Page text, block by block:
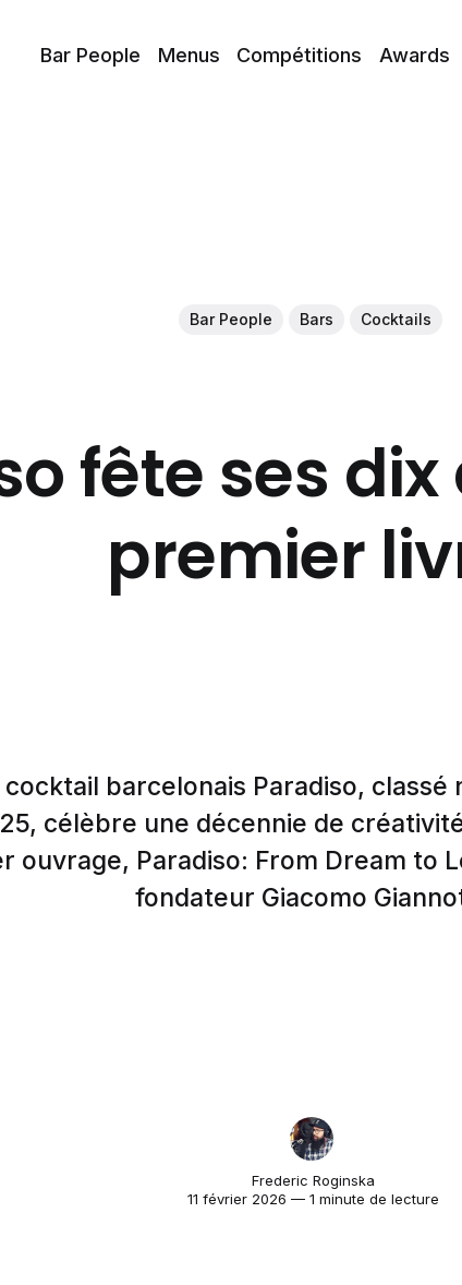
Bar People Menus Compétitions Awards
Bar People Bars Cocktails
fête ses
premier
cocktail barcelonais Paradiso, classé
célèbre une décennie de
ouvrage, Paradiso: From Dream to
fondateur Giacomo
Frederic Roginska
11 février 2026 — 1 minute de lecture